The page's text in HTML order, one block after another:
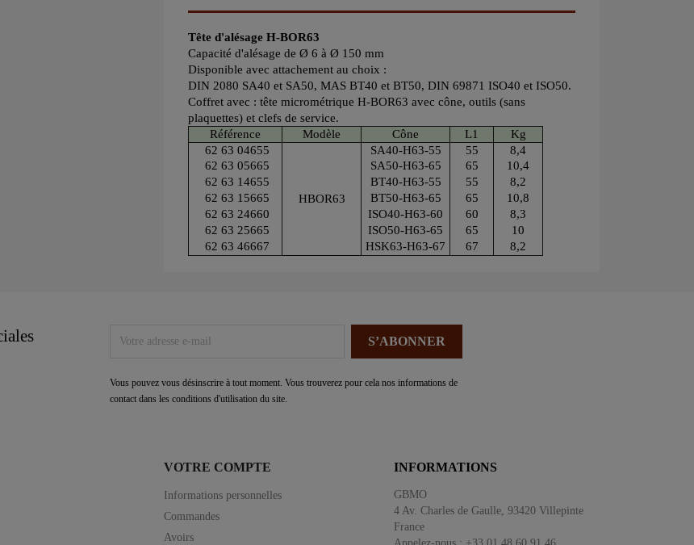
Tête d'alésage H-BOR63
Capacité d'alésage de Ø 6 à Ø 150 mm
Disponible avec attachement au choix :
DIN 2080 SA40 et SA50, MAS BT40 et BT50, DIN 69871 ISO40 et ISO50.
Coffret avec : tête micrométrique H-BOR63 avec cône, outils (sans
plaquettes) et clefs de service.
Référence
Modèle Cône L1
Kg
62 63 04655
HBOR63
SA40-H63-55 55
8,4
62 63 05665
SA50-H63-65 65
10,4
62 63 14655
BT40-H63-55 55
8,2
62 63 15665
BT50-H63-65 65
10,8
62 63 24660
ISO40-H63-60 60
8,3
62 63 25665
ISO50-H63-65 65
10
62 63 46667
HSK63-H63-67 67 8,2
Vous pouvez vous désinscrire à tout moment. Vous trouverez pour cela nos informations de
contact dans les conditions d'utilisation du site.
VOTRE COMPTE
Informations personnelles
Commandes
Avoirs
INFORMATIONS
GBMO
4 Av. Charles de Gaulle, 93420 Villepinte
France